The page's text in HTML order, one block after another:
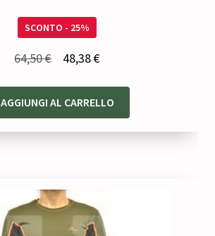
SCONTO - 25%
64,50€
originale
era:
48,38€Il
attuale
è:
AGGIUNGI AL CARRELLO